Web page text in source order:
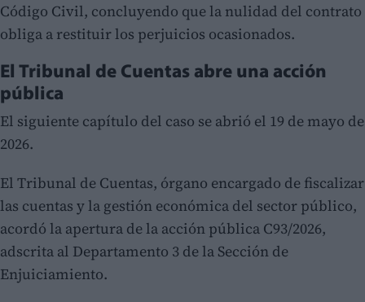
Código Civil, concluyendo que la nulidad del contrato
obliga a restituir los perjuicios ocasionados.
El Tribunal de Cuentas abre una acción
pública
El siguiente capítulo del caso se abrió el 19 de mayo de
2026.
El Tribunal de Cuentas, órgano encargado de fiscalizar
las cuentas y la gestión económica del sector público,
acordó la apertura de la acción pública C93/2026,
adscrita al Departamento 3 de la Sección de
Enjuiciamiento.